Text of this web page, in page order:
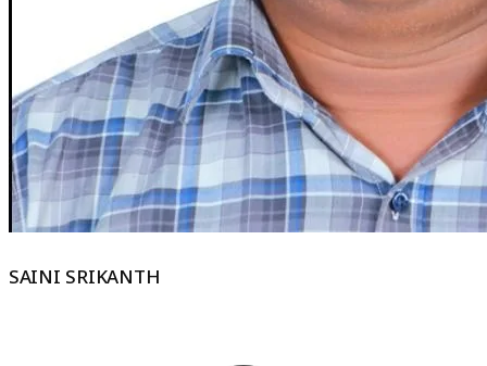
SAINI SRIKANTH